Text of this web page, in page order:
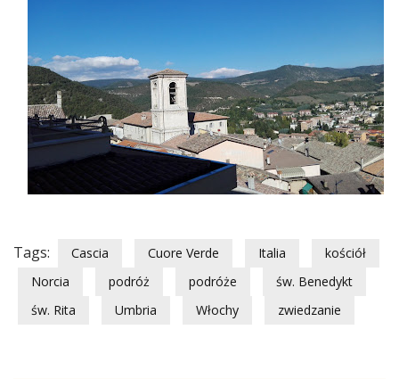
Tags: Cascia Cuore Verde Italia
kościół
Norcia
podróż podróże
św. Benedykt
św. Rita
Umbria Włochy zwiedzanie